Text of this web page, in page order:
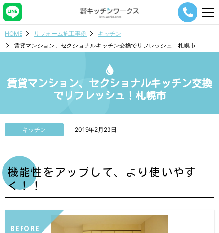
メ
ナ
ー
シ
ボ
HOME リフォーム施工事例
キッチン
賃貸マンション、セクショナルキッチン交換でリフレッシュ！札幌市
賃貸マンション、セクショナルキッチン交換
でリフレッシュ！札幌市
キッチン 2019年2月23日
機能性をアップして、より使いやす
く！！
BEFORE